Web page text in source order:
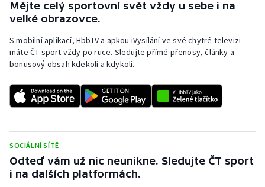
Florbal
Futsal
Gymnastika
Jezdectví
Mějte celý sportovní svět vždy u sebe i na
velké obrazovce.
S mobilní aplikací, HbbTV a apkou iVysílání ve své chytré televizi
máte ČT sport vždy po ruce. Sledujte přímé přenosy, články a
bonusový obsah kdekoli a kdykoli.
SOCIÁLNÍ SÍTĚ
Odteď vám už nic neunikne. Sledujte ČT sport
i na dalších platformách.